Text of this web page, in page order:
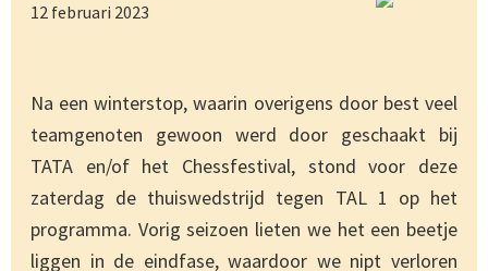
12 februari 2023
Na een winterstop, waarin overigens door best veel
teamgenoten gewoon werd door geschaakt bij
TATA en/of het Chessfestival, stond voor deze
zaterdag de thuiswedstrijd tegen TAL 1 op het
programma. Vorig seizoen lieten we het een beetje
liggen in de eindfase, waardoor we nipt verloren